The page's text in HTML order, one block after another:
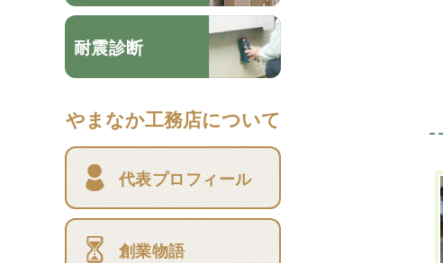
耐震診断
やまなか工務店について
代表プロフィール
創業物語